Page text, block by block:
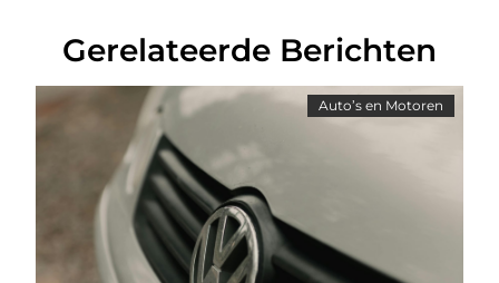
Gerelateerde Berichten
Auto’s en Motoren